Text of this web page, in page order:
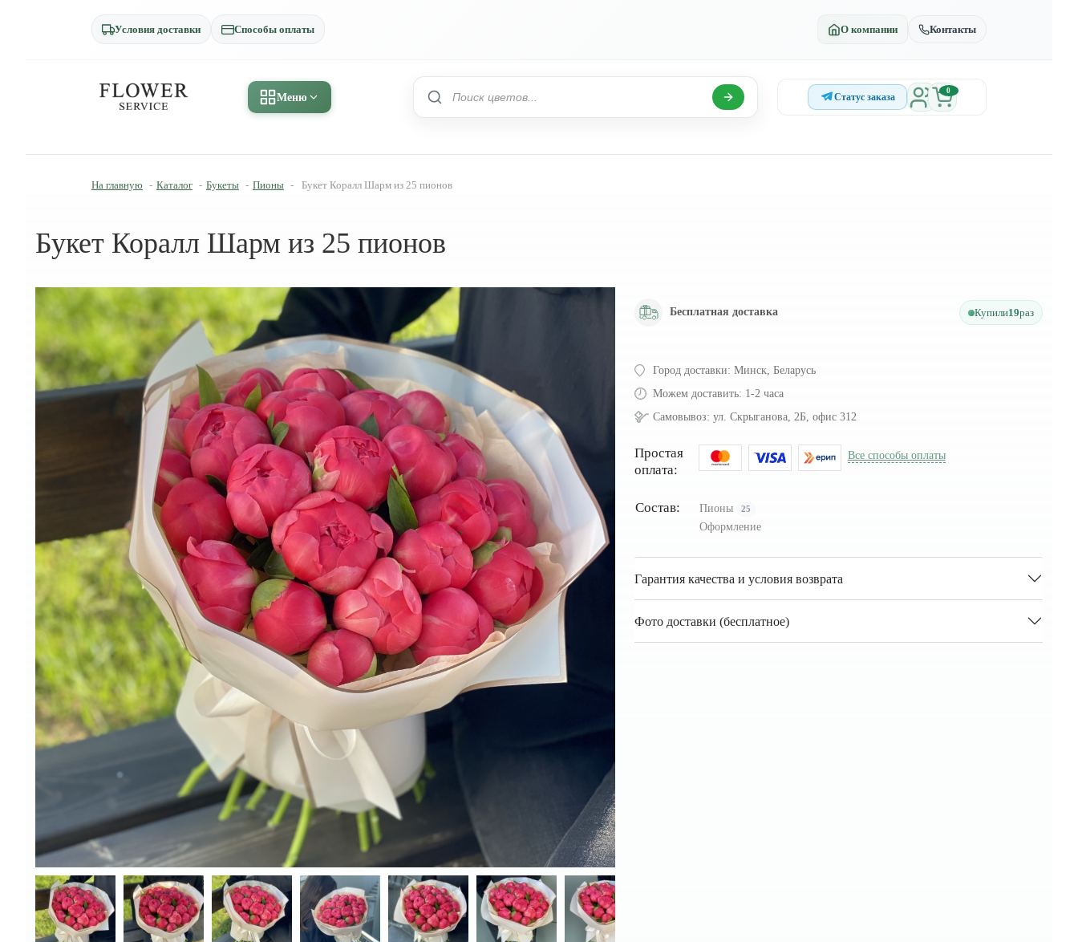
Условия доставки Способы оплаты О компании Контакты
Меню Статус заказа
0
На главную - Каталог - Букеты - Пионы - Букет Коралл Шарм из 25 пионов
Букет Коралл Шарм из 25 пионов
Бесплатная доставка Купили19раз
Город доставки: Минск, Беларусь
Можем доставить: 1-2 часа
Самовывоз: ул. Скрыганова, 2Б, офис 312
Простая
оплата:
Все способы оплаты
Состав: Пионы 25
Оформление
Гарантия качества и условия возврата
Фото доставки (бесплатное)